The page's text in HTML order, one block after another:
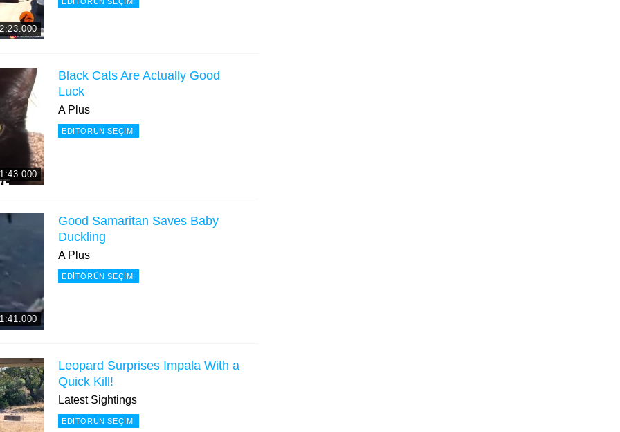
Black Cats Are Actually Good
Luck
A Plus
EDITÖRÜN SEÇIMI
Good Samaritan Saves Baby
Duckling
A Plus
EDITÖRÜN SEÇIMI
Leopard Surprises Impala With a
Quick Kill!
Latest Sightings
EDITÖRÜN SEÇIMI